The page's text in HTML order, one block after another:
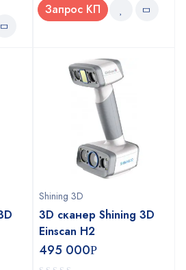
Запрос КП
Shining 3D
3D сканер Shining 3D
Einscan H2
495 000Р